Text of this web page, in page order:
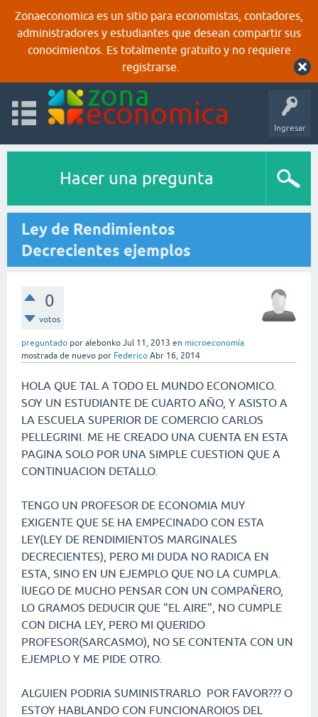
Zonaeconomica es un sitio para economistas, contadores,
administradores y estudiantes que desean compartir sus
conocimientos. Es totalmente gratuito y no requiere
registrarse.
Ingresar
Hacer una pregunta
Ley de Rendimientos
Decrecientes ejemplos
0
votos
preguntado por alebonko Jul 11, 2013 en microeconomía
mostrada de nuevo por Federico Abr 16, 2014
HOLA QUE TAL A TODO EL MUNDO ECONOMICO.
SOY UN ESTUDIANTE DE CUARTO AÑO, Y ASISTO A
LA ESCUELA SUPERIOR DE COMERCIO CARLOS
PELLEGRINI. ME HE CREADO UNA CUENTA EN ESTA
PAGINA SOLO POR UNA SIMPLE CUESTION QUE A
CONTINUACION DETALLO.
TENGO UN PROFESOR DE ECONOMIA MUY
EXIGENTE QUE SE HA EMPECINADO CON ESTA
LEY(LEY DE RENDIMIENTOS MARGINALES
DECRECIENTES), PERO MI DUDA NO RADICA EN
ESTA, SINO EN UN EJEMPLO QUE NO LA CUMPLA.
lUEGO DE MUCHO PENSAR CON UN COMPAÑERO,
LO GRAMOS DEDUCIR QUE "EL AIRE", NO CUMPLE
CON DICHA LEY, PERO MI QUERIDO
PROFESOR(SARCASMO), NO SE CONTENTA CON UN
EJEMPLO Y ME PIDE OTRO.
ALGUIEN PODRIA SUMINISTRARLO POR FAVOR??? O
ESTOY HABLANDO CON FUNCIONAROIOS DEL